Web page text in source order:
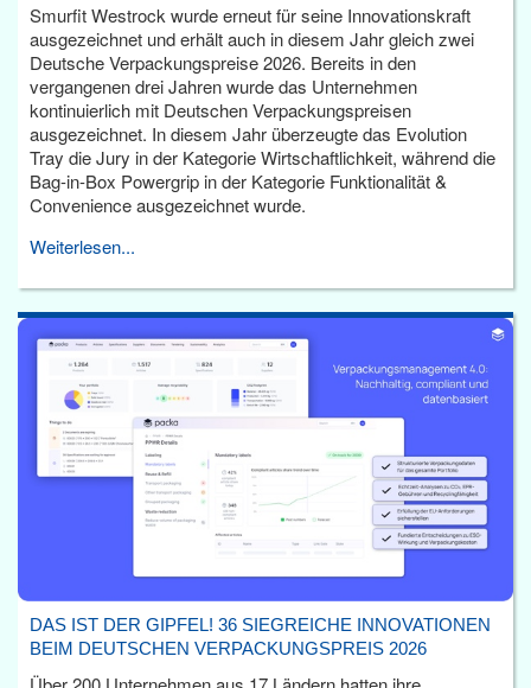
Smurfit Westrock wurde erneut für seine Innovationskraft
ausgezeichnet und erhält auch in diesem Jahr gleich zwei
Deutsche Verpackungspreise 2026. Bereits in den
vergangenen drei Jahren wurde das Unternehmen
kontinuierlich mit Deutschen Verpackungspreisen
ausgezeichnet. In diesem Jahr überzeugte das Evolution
Tray die Jury in der Kategorie Wirtschaftlichkeit, während die
Bag-in-Box Powergrip in der Kategorie Funktionalität &
Convenience ausgezeichnet wurde.
Weiterlesen...
DAS IST DER GIPFEL! 36 SIEGREICHE INNOVATIONEN
BEIM DEUTSCHEN VERPACKUNGSPREIS 2026